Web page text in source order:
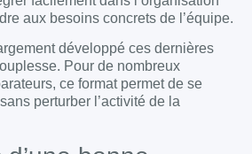
aux besoins concrets de l’équipe.
développé ces dernières
Pour de nombreux
ce format permet de se
perturber l’activité de la